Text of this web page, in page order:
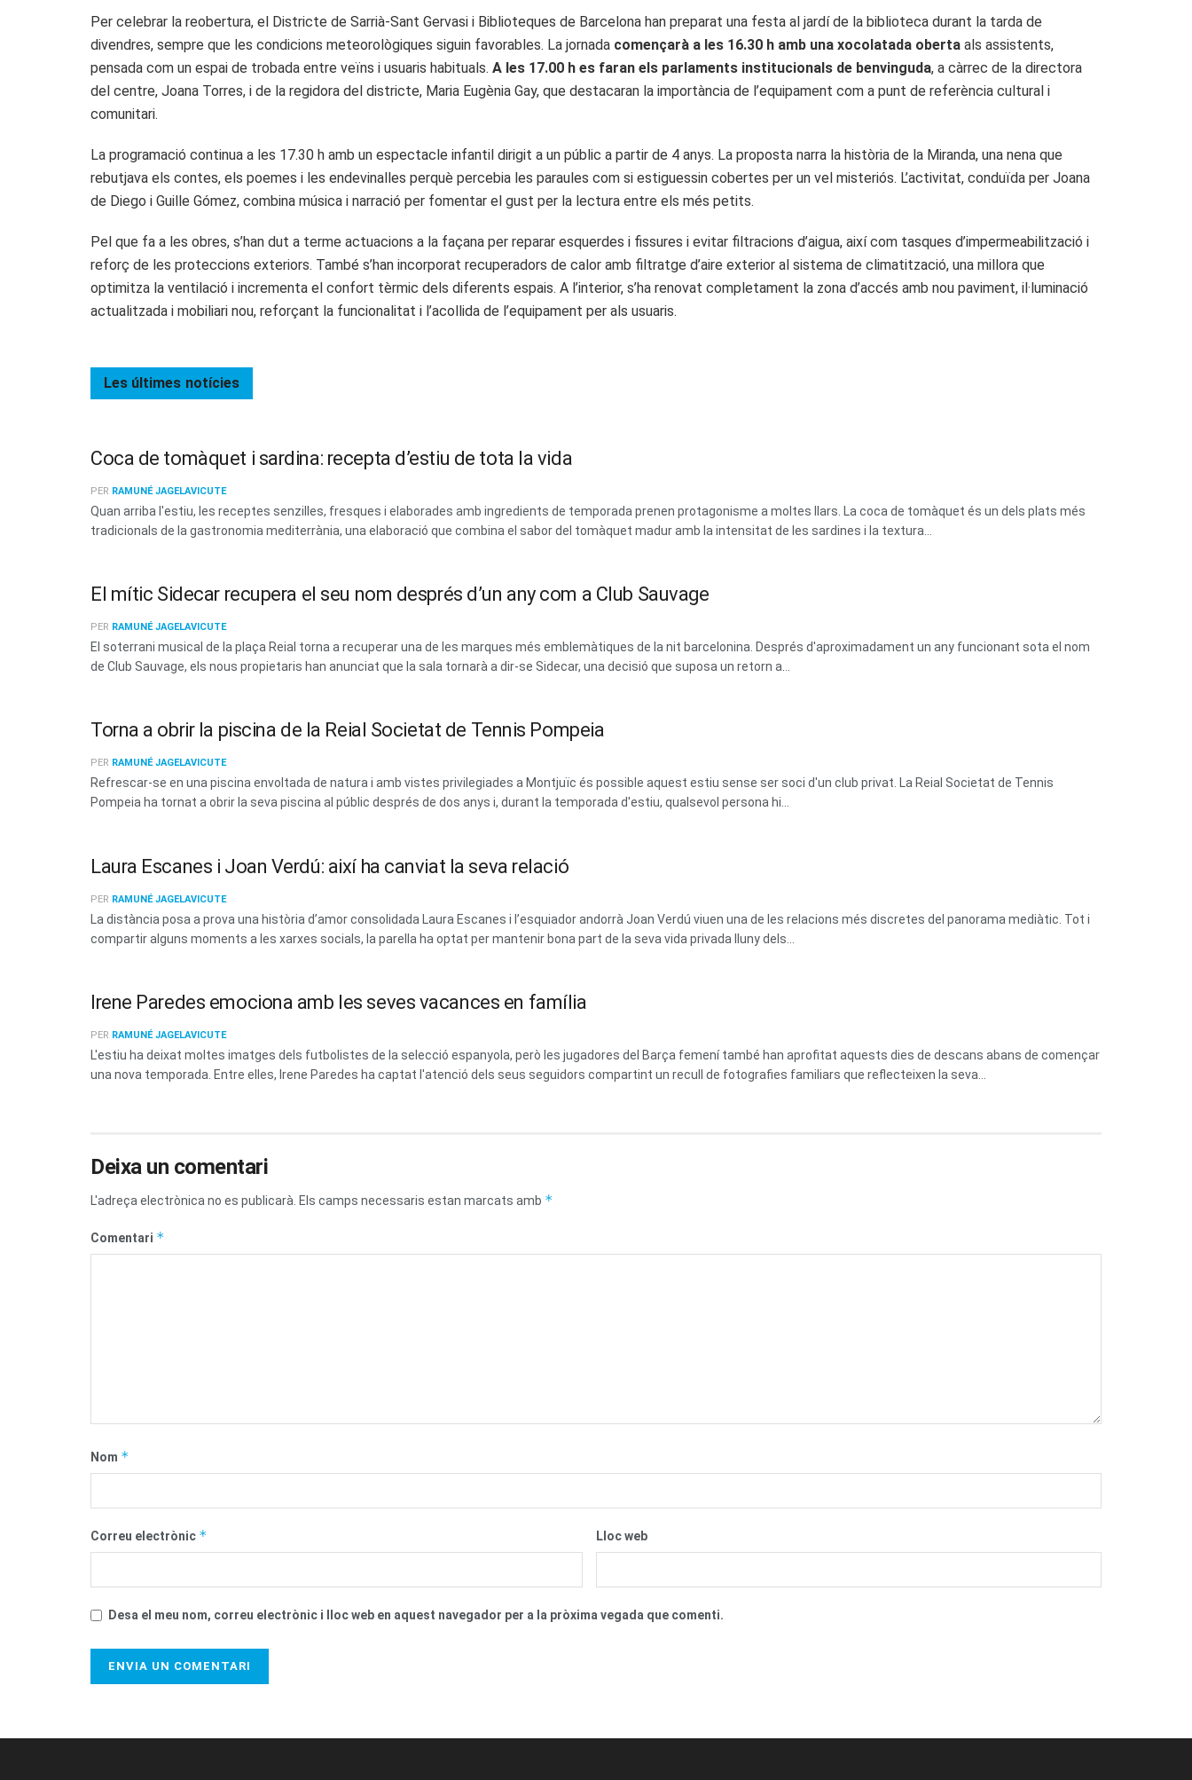
Per celebrar la reobertura, el Districte de Sarrià-Sant Gervasi i Biblioteques de Barcelona han preparat una festa al jardí de la biblioteca durant la tarda de
divendres, sempre que les condicions meteorològiques siguin favorables. La jornada començarà a les 16.30 h amb una xocolatada oberta als assistents,
pensada com un espai de trobada entre veïns i usuaris habituals. A les 17.00 h es faran els parlaments institucionals de benvinguda, a càrrec de la directora
del centre, Joana Torres, i de la regidora del districte, Maria Eugènia Gay, que destacaran la importància de l’equipament com a punt de referència cultural i
comunitari.
La programació continua a les 17.30 h amb un espectacle infantil dirigit a un públic a partir de 4 anys. La proposta narra la història de la Miranda, una nena que
rebutjava els contes, els poemes i les endevinalles perquè percebia les paraules com si estiguessin cobertes per un vel misteriós. L’activitat, conduïda per Joana
de Diego i Guille Gómez, combina música i narració per fomentar el gust per la lectura entre els més petits.
Pel que fa a les obres, s’han dut a terme actuacions a la façana per reparar esquerdes i fissures i evitar filtracions d’aigua, així com tasques d’impermeabilització i
reforç de les proteccions exteriors. També s’han incorporat recuperadors de calor amb filtratge d’aire exterior al sistema de climatització, una millora que
optimitza la ventilació i incrementa el confort tèrmic dels diferents espais. A l’interior, s’ha renovat completament la zona d’accés amb nou paviment, il·luminació
actualitzada i mobiliari nou, reforçant la funcionalitat i l’acollida de l’equipament per als usuaris.
Les últimes notícies
Coca de tomàquet i sardina: recepta d’estiu de tota la vida
PER RAMUNÉ JAGELAVICUTE
Quan arriba l'estiu, les receptes senzilles, fresques i elaborades amb ingredients de temporada prenen protagonisme a moltes llars. La coca de tomàquet és un dels plats més
tradicionals de la gastronomia mediterrània, una elaboració que combina el sabor del tomàquet madur amb la intensitat de les sardines i la textura...
El mític Sidecar recupera el seu nom després d’un any com a Club Sauvage
PER RAMUNÉ JAGELAVICUTE
El soterrani musical de la plaça Reial torna a recuperar una de les marques més emblemàtiques de la nit barcelonina. Després d'aproximadament un any funcionant sota el nom
de Club Sauvage, els nous propietaris han anunciat que la sala tornarà a dir-se Sidecar, una decisió que suposa un retorn a...
Torna a obrir la piscina de la Reial Societat de Tennis Pompeia
PER RAMUNÉ JAGELAVICUTE
Refrescar-se en una piscina envoltada de natura i amb vistes privilegiades a Montjuïc és possible aquest estiu sense ser soci d'un club privat. La Reial Societat de Tennis
Pompeia ha tornat a obrir la seva piscina al públic després de dos anys i, durant la temporada d'estiu, qualsevol persona hi...
Laura Escanes i Joan Verdú: així ha canviat la seva relació
PER RAMUNÉ JAGELAVICUTE
La distància posa a prova una història d’amor consolidada Laura Escanes i l’esquiador andorrà Joan Verdú viuen una de les relacions més discretes del panorama mediàtic. Tot i
compartir alguns moments a les xarxes socials, la parella ha optat per mantenir bona part de la seva vida privada lluny dels...
Irene Paredes emociona amb les seves vacances en família
PER RAMUNÉ JAGELAVICUTE
L'estiu ha deixat moltes imatges dels futbolistes de la selecció espanyola, però les jugadores del Barça femení també han aprofitat aquests dies de descans abans de començar
una nova temporada. Entre elles, Irene Paredes ha captat l'atenció dels seus seguidors compartint un recull de fotografies familiars que reflecteixen la seva...
Deixa un comentari
L'adreça electrònica no es publicarà. Els camps necessaris estan marcats amb *
Comentari *
Nom *
Correu electrònic * Lloc web
Desa el meu nom, correu electrònic i lloc web en aquest navegador per a la pròxima vegada que comenti.